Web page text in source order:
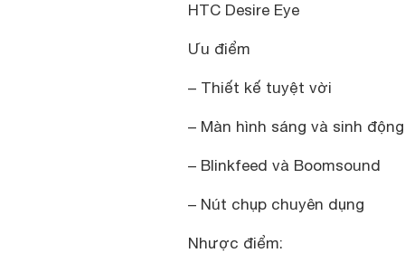
HTC Desire Eye
Ưu điểm
– Thiết kế tuyệt vời
– Màn hình sáng và sinh động
– Blinkfeed và Boomsound
– Nút chụp chuyên dụng
Nhược điểm: